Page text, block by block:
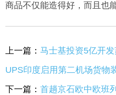
商品不仅能造得好，而且也
上一篇：马士基投资5亿开发
UPS印度启用第二机场货物
下一篇：首趟京石欧中欧班